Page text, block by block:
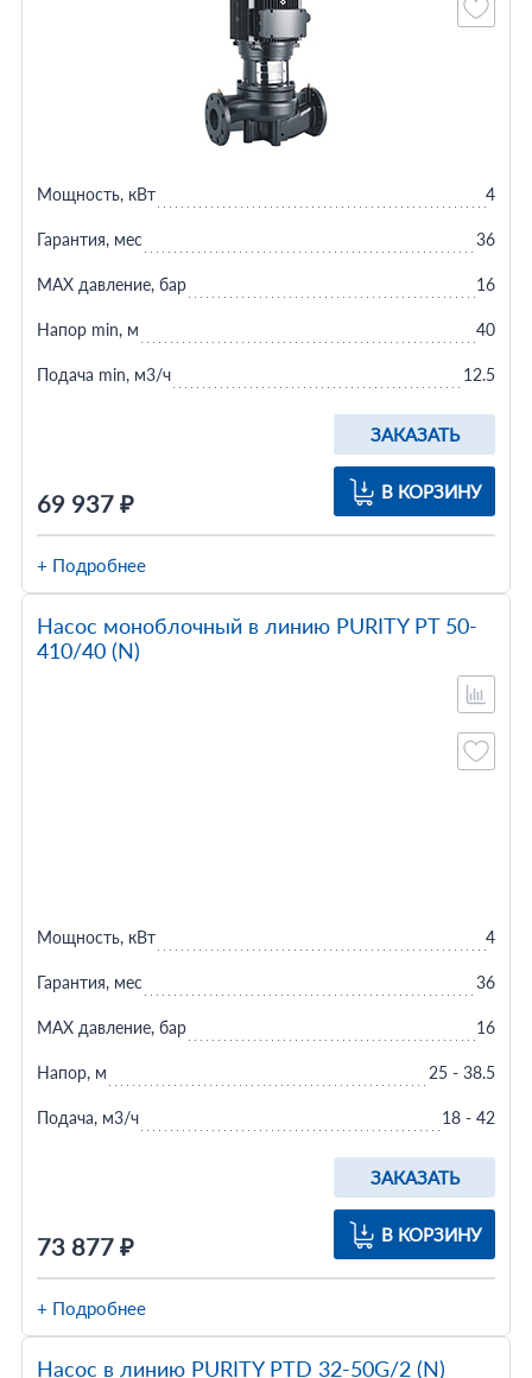
69 937 ₽
ЗАКАЗАТЬ
В КОРЗИНУ
Мощность, кВт 4
Гарантия, мес 36
MAX давление, бар 16
Напор min, м 40
Подача min, м3/ч 12.5
+ Подробнее
Насос моноблочный в линию PURITY PT 50-
410/40 (N)
73 877 ₽
ЗАКАЗАТЬ
В КОРЗИНУ
Мощность, кВт 4
Гарантия, мес 36
MAX давление, бар 16
Напор, м 25 - 38.5
Подача, м3/ч 18 - 42
+ Подробнее
Насос в линию PURITY PTD 32-50G/2 (N)